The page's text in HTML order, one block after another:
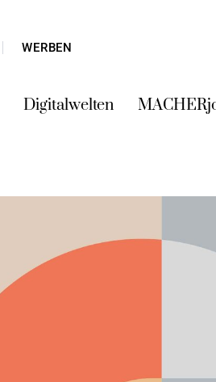
WERBEN
Digitalwelten